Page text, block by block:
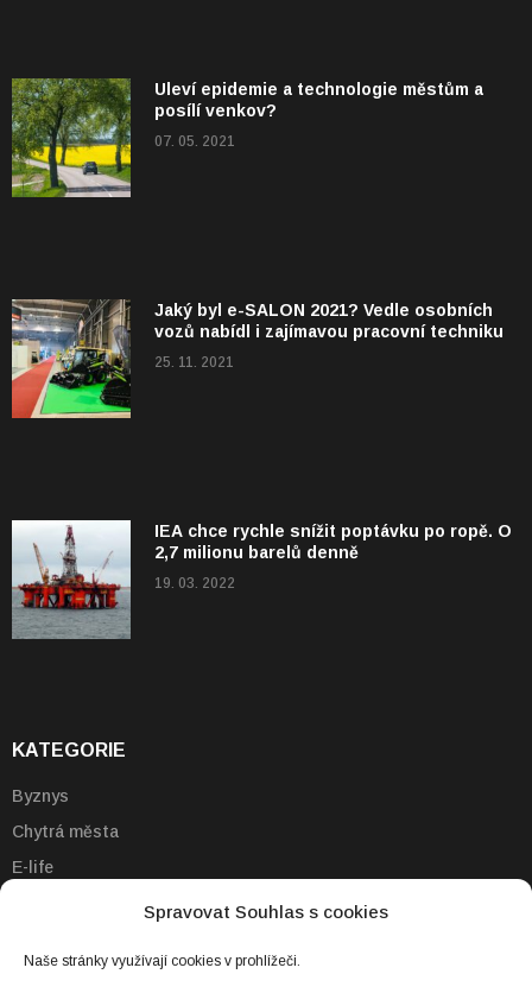
Spravovat Souhlas s cookies
Naše stránky využívají cookies v prohlížeči.
Uleví epidemie a technologie městům a
posílí venkov?
07. 05. 2021
Jaký byl e-SALON 2021? Vedle osobních
vozů nabídl i zajímavou pracovní techniku
25. 11. 2021
IEA chce rychle snížit poptávku po ropě. O
2,7 milionu barelů denně
19. 03. 2022
KATEGORIE
Byznys
Chytrá města
E-life
Technologie